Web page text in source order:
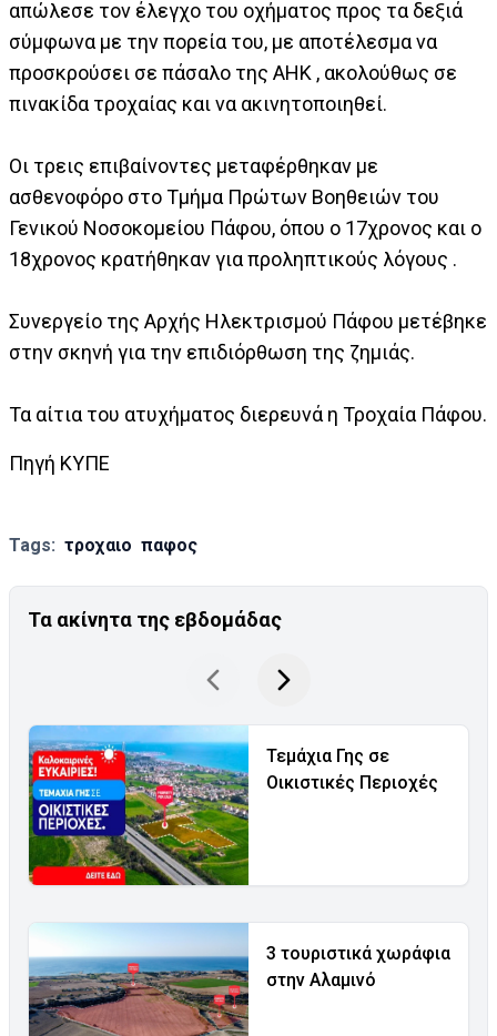
απώλεσε τον έλεγχο του οχήματος προς τα δεξιά
σύμφωνα με την πορεία του, με αποτέλεσμα να
προσκρούσει σε πάσαλο της ΑΗΚ , ακολούθως σε
πινακίδα τροχαίας και να ακινητοποιηθεί.
Οι τρεις επιβαίνοντες μεταφέρθηκαν με
ασθενοφόρο στο Τμήμα Πρώτων Βοηθειών του
Γενικού Νοσοκομείου Πάφου, όπου ο 17χρονος και ο
18χρονος κρατήθηκαν για προληπτικούς λόγους .
Συνεργείο της Αρχής Ηλεκτρισμού Πάφου μετέβηκε
στην σκηνή για την επιδιόρθωση της ζημιάς.
Τα αίτια του ατυχήματος διερευνά η Τροχαία Πάφου.
Πηγή ΚΥΠΕ
Tags: τροχαιο παφος
Τα ακίνητα της εβδομάδας
Τεμάχια Γης σε
Οικιστικές Περιοχές
3 τουριστικά χωράφια
στην Αλαμινό